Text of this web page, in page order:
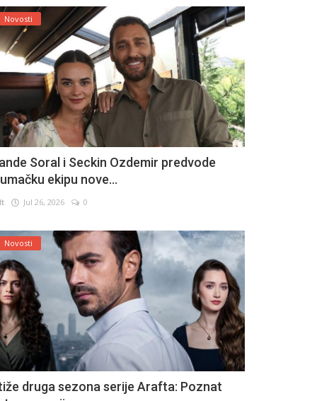
Novosti
Soral i Seckin Ozdemir predvode
ekipu nove...
Jul 26, 2026 0
Novosti
druga sezona serije Arafta: Poznat